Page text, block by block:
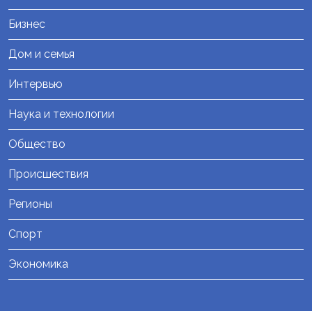
Бизнес
Дом и семья
Интервью
Наука и технологии
Общество
Происшествия
Регионы
Спорт
Экономика